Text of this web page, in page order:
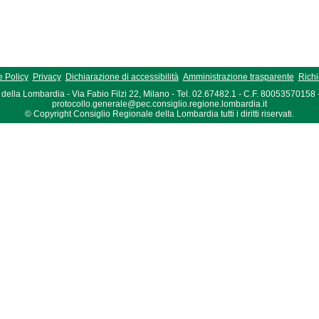
Policy Privacy Dichiarazione di accessibilità Amministrazione trasparente
Lombardia - Via Fabio Filzi 22, Milano - Tel. 02.67482.1 - C.F. 80053570158
protocollo.generale@pec.consiglio.regione.lombardia.it
© Copyright Consiglio Regionale della Lombardia tutti i diritti riservati.